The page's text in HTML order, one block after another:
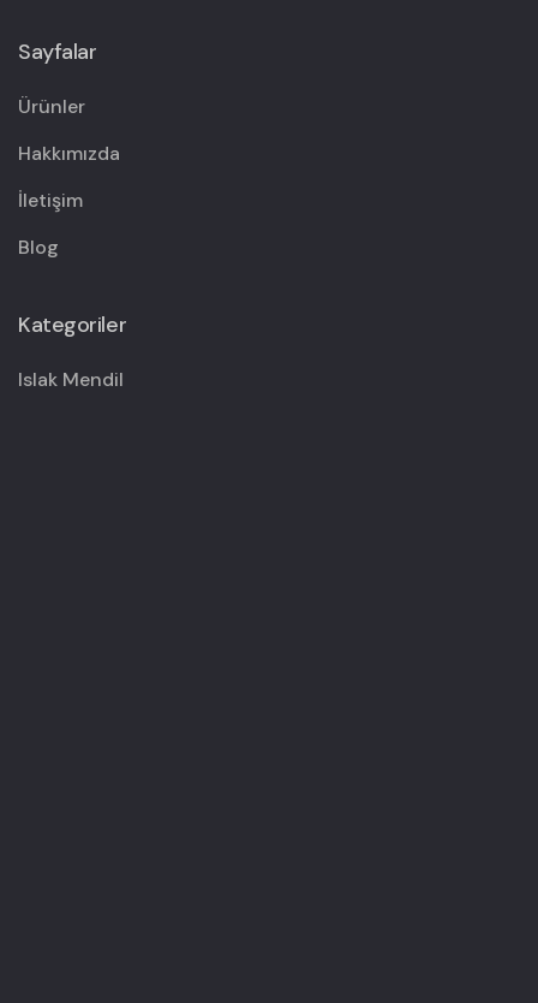
Sayfalar
Ürünler
Hakkımızda
İletişim
Blog
Kategoriler
Islak Mendil